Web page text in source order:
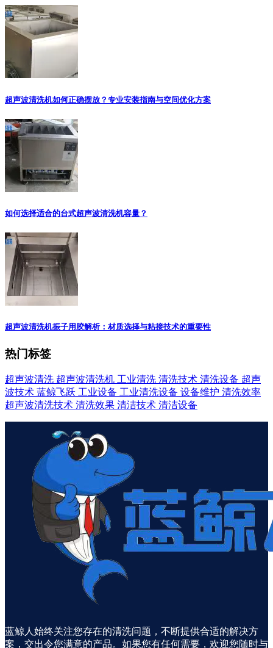
超声波清洗机如何正确摆放？专业安装指南与空间优化方案
如何选择适合的台式超声波清洗机容量？
超声波清洗机振子用胶解析：材质选择与粘接技术的重要性
热门标签
超声波清洗 超声波清洗机 工业清洗 清洗技术 清洗设备 超声
波技术 蓝鲸飞跃 工业设备 工业清洗设备 设备维护 清洗效率
超声波清洗技术 清洗效果 清洁技术 清洁设备
蓝鲸人始终关注您存在的清洗问题，不断提供合适的解决方
案，交出令您满意的产品。如果您有任何需要，欢迎您随时与